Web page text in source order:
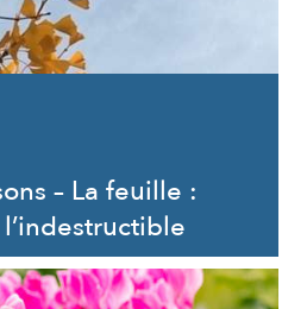
– La feuille :